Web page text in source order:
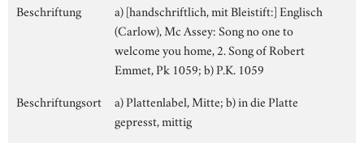
Beschriftung
a) [handschriftlich, mit Bleistift:] Englisch
(Carlow), Mc Assey: Song no one to
welcome you home, 2. Song of Robert
Emmet, Pk 1059; b) P.K. 1059
Beschriftungsort
a) Plattenlabel, Mitte; b) in die Platte
gepresst, mittig